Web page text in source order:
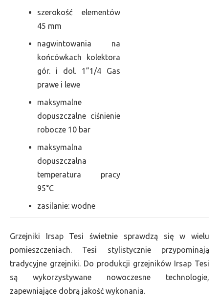
szerokość elementów
45 mm
nagwintowania na
końcówkach kolektora
gór. i dol. 1”1/4 Gas
prawe i lewe
maksymalne
dopuszczalne ciśnienie
robocze 10 bar
maksymalna
dopuszczalna
temperatura pracy
95°C
zasilanie: wodne
Grzejniki Irsap Tesi świetnie sprawdzą się w wielu
pomieszczeniach. Tesi stylistycznie przypominają
tradycyjne grzejniki. Do produkcji grzejników Irsap Tesi
są wykorzystywane nowoczesne technologie,
zapewniające dobrą jakość wykonania.